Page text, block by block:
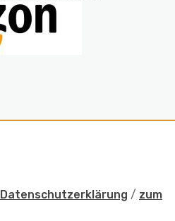
Datenschutzerklärung / zum